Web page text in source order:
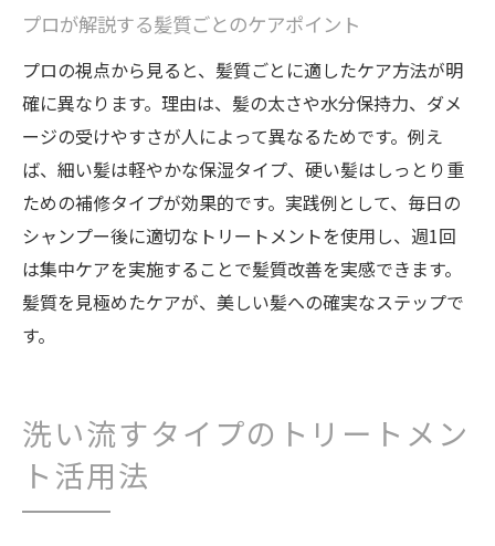
プロが解説する髪質ごとのケアポイント
プロの視点から見ると、髪質ごとに適したケア方法が明
確に異なります。理由は、髪の太さや水分保持力、ダメ
ージの受けやすさが人によって異なるためです。例え
ば、細い髪は軽やかな保湿タイプ、硬い髪はしっとり重
ための補修タイプが効果的です。実践例として、毎日の
シャンプー後に適切なトリートメントを使用し、週1回
は集中ケアを実施することで髪質改善を実感できます。
髪質を見極めたケアが、美しい髪への確実なステップで
す。
洗い流すタイプのトリートメン
ト活用法